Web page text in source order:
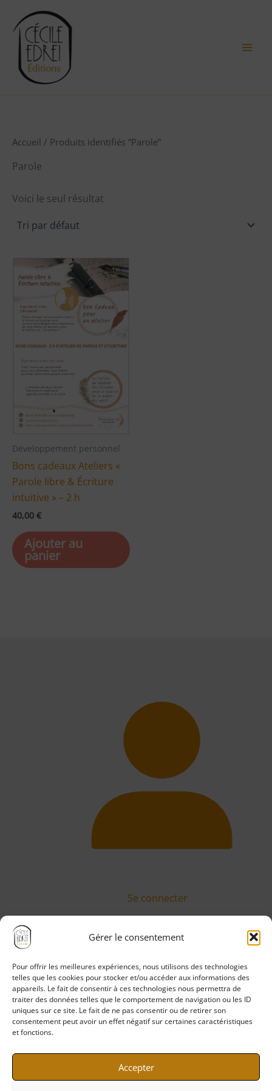
Gérer le consentement
Pour offrir les meilleures expériences, nous utilisons des technologies
telles que les cookies pour stocker et/ou accéder aux informations des
appareils. Le fait de consentir à ces technologies nous permettra de
traiter des données telles que le comportement de navigation ou les ID
uniques sur ce site. Le fait de ne pas consentir ou de retirer son
consentement peut avoir un effet négatif sur certaines caractéristiques
et fonctions.
Accepter
contenu
Accueil / Produits identifiés “Parole”
Parole
Voici le seul résultat
Développement personnel
Bons cadeaux Ateliers «
Parole libre & Écriture
intuitive » – 2 h
40,00 €
Ajouter au
panier
Se connecter
Politique de confidentialité
Mentions légales
CGV
CGU